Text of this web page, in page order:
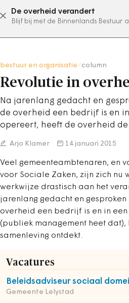
De overheid verandert
Blijf bij met de Binnenlands Bestuur
abonneer nu
bestuur en organisatie column
Revolutie in
Na jarenlang gedacht en
de overheid een bedrijf is en
opereert, heeft de overheid
Arjo Klamer 14 januari 2015
Veel gemeenteambtenaren, en
voor Sociale Zaken, zijn zich nu
werkwijze drastisch aan het
jarenlang gedacht en
overheid een bedrijf is en in
(publiek management heet
samenleving ontdekt.
Vacatures
Beleidsadviseur sociaal
Gemeente Lelystad